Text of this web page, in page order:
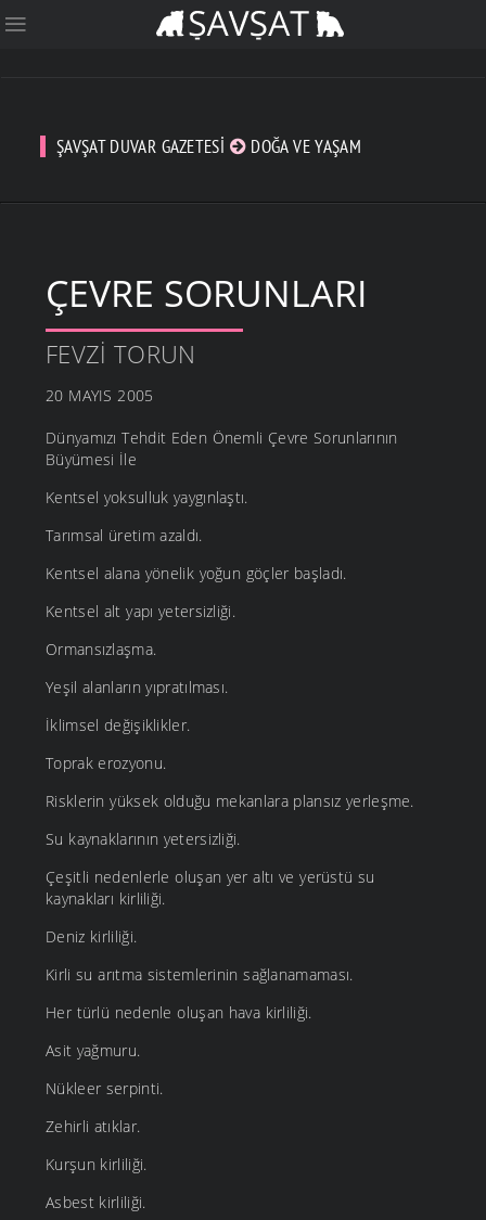
ŞAVŞAT DUVAR GAZETESI DOĞA VE YAŞAM
ÇEVRE SORUNLARI
FEVZI TORUN
20 MAYIS 2005
Dünyamızı Tehdit Eden Önemli Çevre Sorunlarının
Büyümesi İle
Kentsel yoksulluk yaygınlaştı.
Tarımsal üretim azaldı.
Kentsel alana yönelik yoğun göçler başladı.
Kentsel alt yapı yetersizliği.
Ormansızlaşma.
Yeşil alanların yıpratılması.
İklimsel değişiklikler.
Toprak erozyonu.
Risklerin yüksek olduğu mekanlara plansız yerleşme.
Su kaynaklarının yetersizliği.
Çeşitli nedenlerle oluşan yer altı ve yerüstü su
kaynakları kirliliği.
Deniz kirliliği.
Kirli su arıtma sistemlerinin sağlanamaması.
Her türlü nedenle oluşan hava kirliliği.
Asit yağmuru.
Nükleer serpinti.
Zehirli atıklar.
Kurşun kirliliği.
Asbest kirliliği.